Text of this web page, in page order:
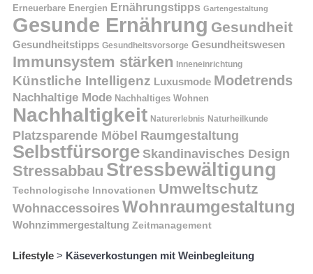
Erneuerbare Energien Ernährungstipps Gartengestaltung
Gesunde Ernährung Gesundheit
Gesundheitstipps Gesundheitsvorsorge Gesundheitswesen
Immunsystem stärken Inneneinrichtung
Künstliche Intelligenz Luxusmode Modetrends
Nachhaltige Mode Nachhaltiges Wohnen
Nachhaltigkeit Naturerlebnis Naturheilkunde
Platzsparende Möbel Raumgestaltung
Selbstfürsorge Skandinavisches Design
Stressabbau Stressbewältigung
Technologische Innovationen Umweltschutz
Wohnaccessoires Wohnraumgestaltung
Wohnzimmergestaltung Zeitmanagement
Lifestyle > Käseverkostungen mit Weinbegleitung